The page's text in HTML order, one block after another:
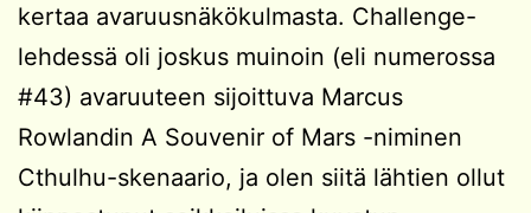
kertaa avaruusnäkökulmasta. Challenge-
lehdessä oli joskus muinoin (eli numerossa
#43) avaruuteen sijoittuva Marcus
Rowlandin A Souvenir of Mars -niminen
Cthulhu-skenaario, ja olen siitä lähtien ollut